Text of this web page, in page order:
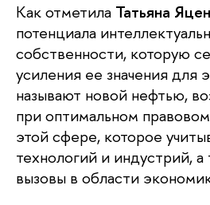
Как отметила Татьяна
потенциала
собственности, которую
усиления ее значения для
называют новой нефтью,
при оптимальном
этой сфере, которое
технологий и индустрий,
вызовы в области